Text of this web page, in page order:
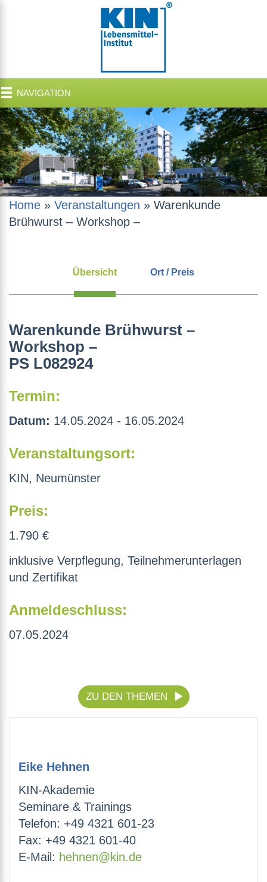
NAVIGATION
Home » Veranstaltungen » Warenkunde
Brühwurst – Workshop –
Übersicht Ort / Preis
Warenkunde Brühwurst –
Workshop –
PS L082924
Termin:
Datum: 14.05.2024 - 16.05.2024
Veranstaltungsort:
KIN, Neumünster
Preis:
1.790 €
inklusive Verpflegung, Teilnehmerunterlagen
und Zertifikat
Anmeldeschluss:
07.05.2024
ZU DEN THEMEN
Eike Hehnen
KIN-Akademie
Seminare & Trainings
Telefon: +49 4321 601-23
Fax: +49 4321 601-40
E-Mail: hehnen@kin.de